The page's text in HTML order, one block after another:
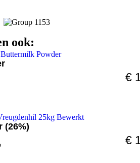
ook:
€
(26%)
€